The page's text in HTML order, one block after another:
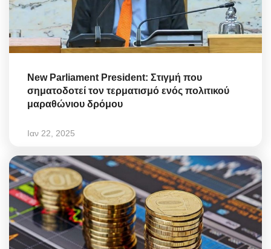
New Parliament President: Στιγμή που
σηματοδοτεί τον τερματισμό ενός πολιτικού
μαραθώνιου δρόμου
Ιαν 22, 2025